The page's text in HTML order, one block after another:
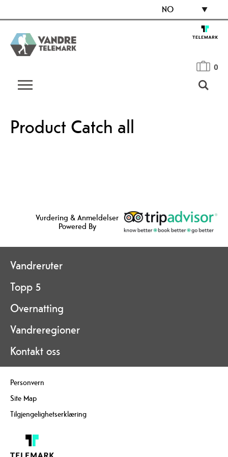
NO
0
Product Catch all
Vurdering & Anmeldelser
Powered By
Vandreruter
Topp 5
Overnatting
Vandreregioner
Kontakt oss
Personvern
Site Map
Tilgjengelighetserklæring